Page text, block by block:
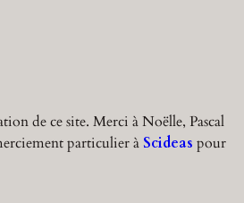
de ce site. Merci à Noëlle, Pascal
particulier à Scideas pour